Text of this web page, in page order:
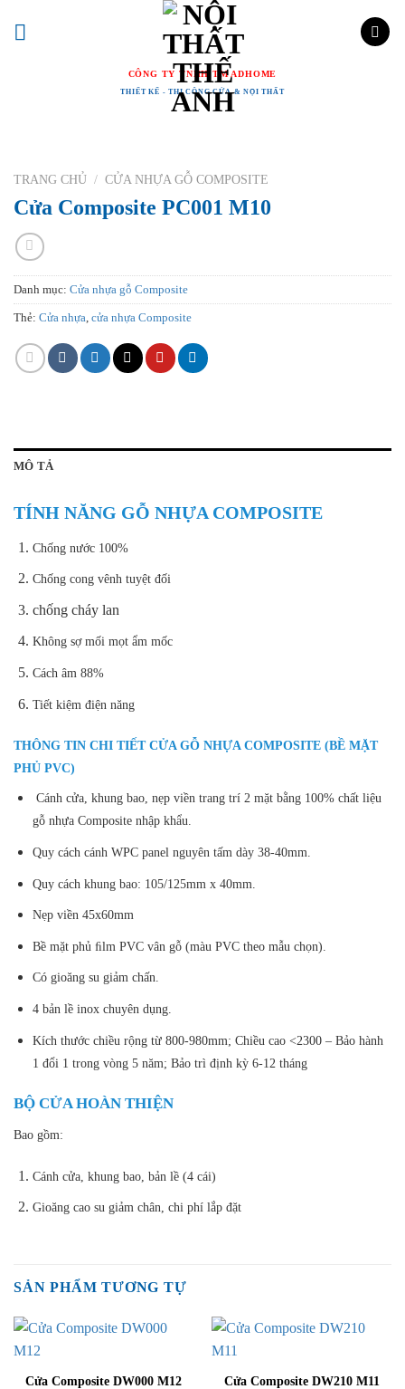
CÔNG TY TNHH TM ADHOME
THIẾT KẾ - THI CÔNG CỬA & NỘI THẤT
TRANG CHỦ / CỬA NHỰA GỖ COMPOSITE
Cửa Composite PC001 M10
Danh mục: Cửa nhựa gỗ Composite
Thẻ: Cửa nhựa, cửa nhựa Composite
MÔ TẢ
TÍNH NĂNG GỖ NHỰA COMPOSITE
Chống nước 100%
Chống cong vênh tuyệt đối
chống cháy lan
Không sợ mối mọt ẩm mốc
Cách âm 88%
Tiết kiệm điện năng
THÔNG TIN CHI TIẾT CỬA GỖ NHỰA COMPOSITE (BỀ MẶT
PHỦ PVC)
Cánh cửa, khung bao, nẹp viền trang trí 2 mặt bằng 100% chất liệu
gỗ nhựa Composite nhập khẩu.
Quy cách cánh WPC panel nguyên tấm dày 38-40mm.
Quy cách khung bao: 105/125mm x 40mm.
Nẹp viền 45x60mm
Bề mặt phủ ﬁlm PVC vân gỗ (màu PVC theo mẫu chọn).
Có gioăng su giảm chấn.
4 bản lề inox chuyên dụng.
Kích thước chiều rộng từ 800-980mm; Chiều cao <2300 – Bảo hành
1 đổi 1 trong vòng 5 năm; Bảo trì định kỳ 6-12 tháng
BỘ CỬA HOÀN THIỆN
Bao gồm:
Cánh cửa, khung bao, bản lề (4 cái)
Gioăng cao su giảm chân, chi phí lắp đặt
SẢN PHẨM TƯƠNG TỰ
Cửa Composite DW000 M12 Cửa Composite DW210 M11